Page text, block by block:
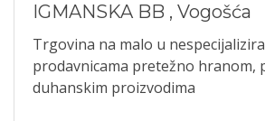
IGMANSKA BB , Vogošća
Trgovina na malo u
prodavnicama pretežno hranom,
duhanskim proizvodima